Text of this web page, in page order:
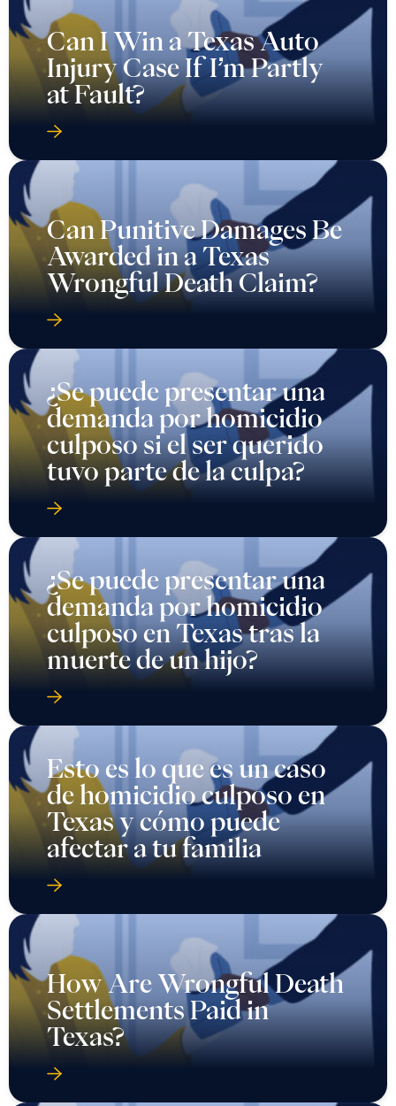
Can I Win a Texas Auto
Injury Case If I’m Partly
at Fault?
Can Punitive Damages Be
Awarded in a Texas
Wrongful Death Claim?
¿Se puede presentar una
demanda por homicidio
culposo si el ser querido
tuvo parte de la culpa?
¿Se puede presentar una
demanda por homicidio
culposo en Texas tras la
muerte de un hijo?
Esto es lo que es un caso
de homicidio culposo en
Texas y cómo puede
afectar a tu familia
How Are Wrongful Death
Settlements Paid in
Texas?